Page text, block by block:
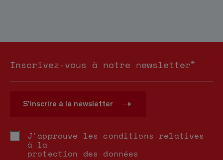
Inscrivez-vous à notre newsletter*
S'inscrire à la newsletter
J'approuve les conditions relatives
à la
protection des données